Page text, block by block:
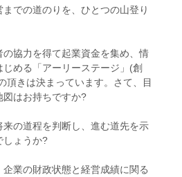
での道のりを、ひとつの山登り
の協力を得て起業資金を集め、情
める「アーリーステージ」(創
頂きは決まっています。さて、目
図はお持ちですか?
の道程を判断し、進む道先を示
しょうか?
業の財政状態と経営成績に関る